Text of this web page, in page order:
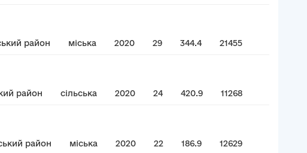
21455
344.4
29
2020
міська
район
11268
420.9
24
2020
сільська
район
12629
186.9
22
2020
міська
район